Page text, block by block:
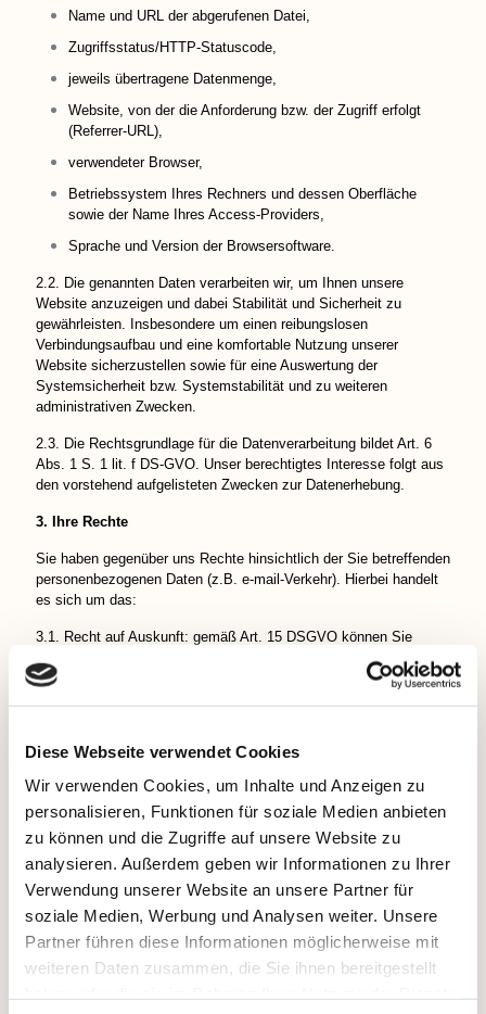
Diese Webseite verwendet Cookies
Wir verwenden Cookies, um Inhalte und Anzeigen zu
personalisieren, Funktionen für soziale Medien anbieten
zu können und die Zugriffe auf unsere Website zu
analysieren. Außerdem geben wir Informationen zu Ihrer
Verwendung unserer Website an unsere Partner für
soziale Medien, Werbung und Analysen weiter. Unsere
Partner führen diese Informationen möglicherweise mit
weiteren Daten zusammen, die Sie ihnen bereitgestellt
Name und URL der abgerufenen Datei,
Zugriffsstatus/HTTP-Statuscode,
jeweils übertragene Datenmenge,
Website, von der die Anforderung bzw. der Zugriff erfolgt
(Referrer-URL),
verwendeter Browser,
Betriebssystem Ihres Rechners und dessen Oberfläche
sowie der Name Ihres Access-Providers,
Sprache und Version der Browsersoftware.
2.2. Die genannten Daten verarbeiten wir, um Ihnen unsere
Website anzuzeigen und dabei Stabilität und Sicherheit zu
gewährleisten. Insbesondere um einen reibungslosen
Verbindungsaufbau und eine komfortable Nutzung unserer
Website sicherzustellen sowie für eine Auswertung der
Systemsicherheit bzw. Systemstabilität und zu weiteren
administrativen Zwecken.
2.3. Die Rechtsgrundlage für die Datenverarbeitung bildet Art. 6
Abs. 1 S. 1 lit. f DS-GVO. Unser berechtigtes Interesse folgt aus
den vorstehend aufgelisteten Zwecken zur Datenerhebung.
3. Ihre Rechte
Sie haben gegenüber uns Rechte hinsichtlich der Sie betreffenden
personenbezogenen Daten (z.B. e-mail-Verkehr). Hierbei handelt
es sich um das:
3.1. Recht auf Auskunft: gemäß Art. 15 DSGVO können Sie
Auskunft über Ihre von uns verarbeiteten personenbezogenen
Daten verlangen.
3.3. Recht auf Löschung: gemäß Art. 17 DSGVO können Sie die
Löschung Ihrer bei uns gespeicherten personenbezogenen Daten
verlangen.
3.4. Recht auf Einschränkung der Verarbeitung: gemäß Art. 18
DSGVO können Sie die Einschränkung der Verarbeitung Ihrer bei
uns gespeicherten personenbezogenen Daten verlangen.
3.5. Recht auf Widerspruch gegen die Verarbeitung: gemäß Art. 7
jederzeit gegenüber uns widerrufen.
3.6. Recht auf Datenübertragbarkeit: gemäß Art. 20 DSGVO
können Sie verlangen, Ihre personenbezogenen Daten, die Sie